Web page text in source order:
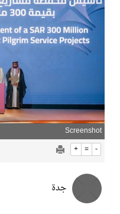
Screenshot
+ = -
جدة